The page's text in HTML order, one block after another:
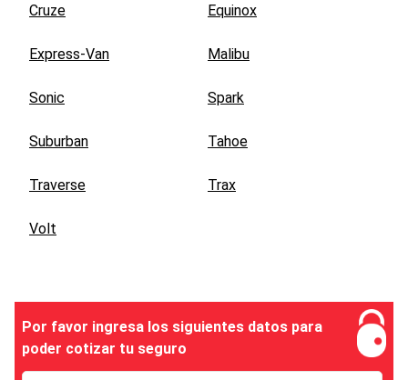
Cruze Equinox
Express-Van Malibu
Sonic Spark
Suburban Tahoe
Traverse Trax
Volt
Por favor ingresa los siguientes datos para
poder cotizar tu seguro